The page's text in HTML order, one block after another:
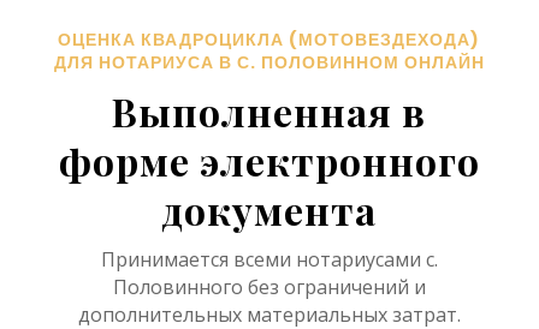
ОЦЕНКА КВАДРОЦИКЛА (МОТОВЕЗДЕХОДА)
ДЛЯ НОТАРИУСА В С. ПОЛОВИННОМ ОНЛАЙН
Выполненная в
форме электронного
документа
Принимается всеми нотариусами с.
Половинного без ограничений и
дополнительных материальных затрат.